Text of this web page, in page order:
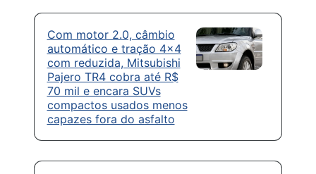
Com motor 2.0, câmbio
automático e tração 4×4
com reduzida, Mitsubishi
Pajero TR4 cobra até R$
70 mil e encara SUVs
compactos usados menos
capazes fora do asfalto